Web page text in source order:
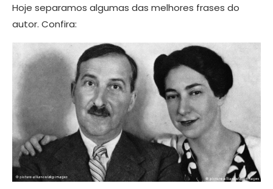
Hoje separamos algumas das melhores frases do
autor. Confira: